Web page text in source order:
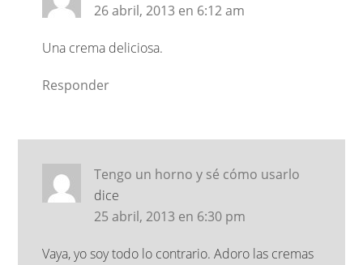
26 abril, 2013 en 6:12 am
Una crema deliciosa.
Responder
Tengo un horno y sé cómo usarlo
dice
25 abril, 2013 en 6:30 pm
Vaya, yo soy todo lo contrario. Adoro las cremas